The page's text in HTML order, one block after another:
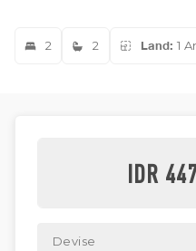
2 2 Land: 1
Devise